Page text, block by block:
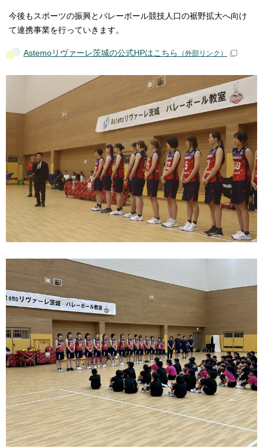
今後もスポーツの振興とバレーボール競技人口の裾野拡大へ向け
て連携事業を行っていきます。
Astemoリヴァーレ茨城の公式HPはこちら （外部リンク）